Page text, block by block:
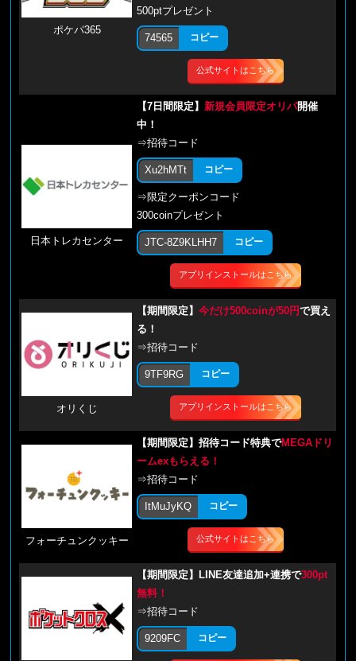
ポケパ365
500ptプレゼント
74565 コピー
公式サイトはこちら
日本トレカセンター
【7日間限定】新規会員限定オリパ開催
中！
⇒招待コード
Xu2hMTt コピー
⇒限定クーポンコード
300coinプレゼント
JTC-8Z9KLHH7 コピー
アプリインストールはこちら
オリくじ
【期間限定】今だけ500coinが50円で買え
る！
⇒招待コード
9TF9RG コピー
アプリインストールはこちら
フォーチュンクッキー
【期間限定】招待コード特典でMEGAドリ
ームexもらえる！
⇒招待コード
ItMuJyKQ コピー
公式サイトはこちら
【期間限定】LINE友達追加+連携で300pt
無料！
⇒招待コード
9209FC コピー